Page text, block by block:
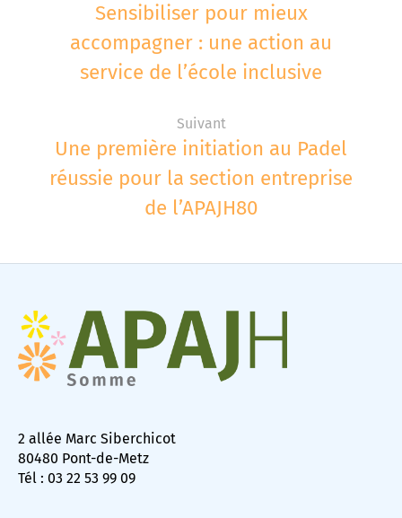
Sensibiliser pour mieux
accompagner : une action au
service de l’école inclusive
Suivant
Une première initiation au Padel
réussie pour la section entreprise
de l’APAJH80
2 allée Marc Siberchicot
80480 Pont-de-Metz
Tél : 03 22 53 99 09